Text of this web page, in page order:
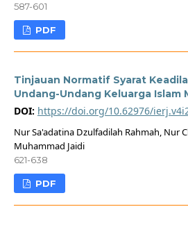
587-601
PDF
Tinjauan Normatif Syarat
Undang-Undang Keluarga Islam
DOI: https://doi.org/10.62976/
Nur Sa'adatina Dzulfadilah Rahmah, Nur
Muhammad Jaidi
621-638
PDF